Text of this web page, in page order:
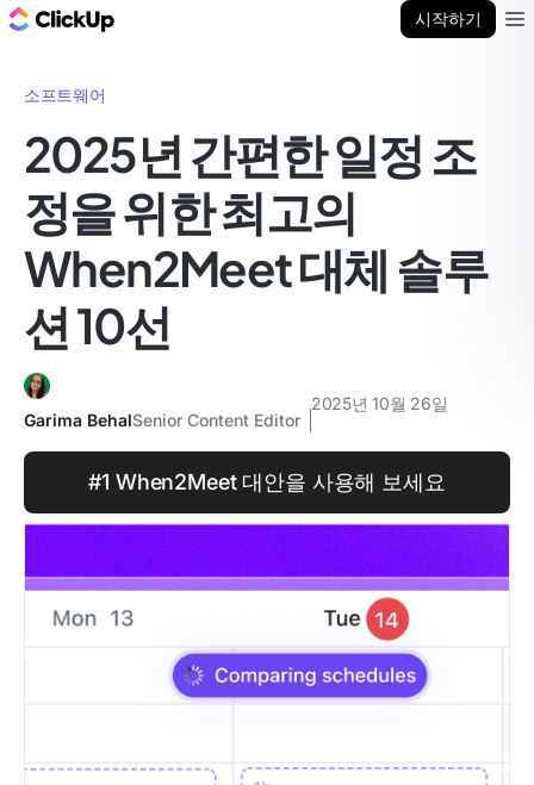
시작하기
소프트웨어
2025년 간편한 일정 조
정을 위한 최고의
When2Meet 대체 솔루
션 10선
Garima BehalSenior Content Editor
2025년 10월 26일
#1 When2Meet 대안을 사용해 보세요